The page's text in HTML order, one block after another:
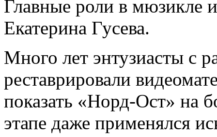
Главные роли в мюзикле
Екатерина Гусева.
Много лет энтузиасты с
реставрировали
показать «Норд-Ост» на
этапе даже применялся